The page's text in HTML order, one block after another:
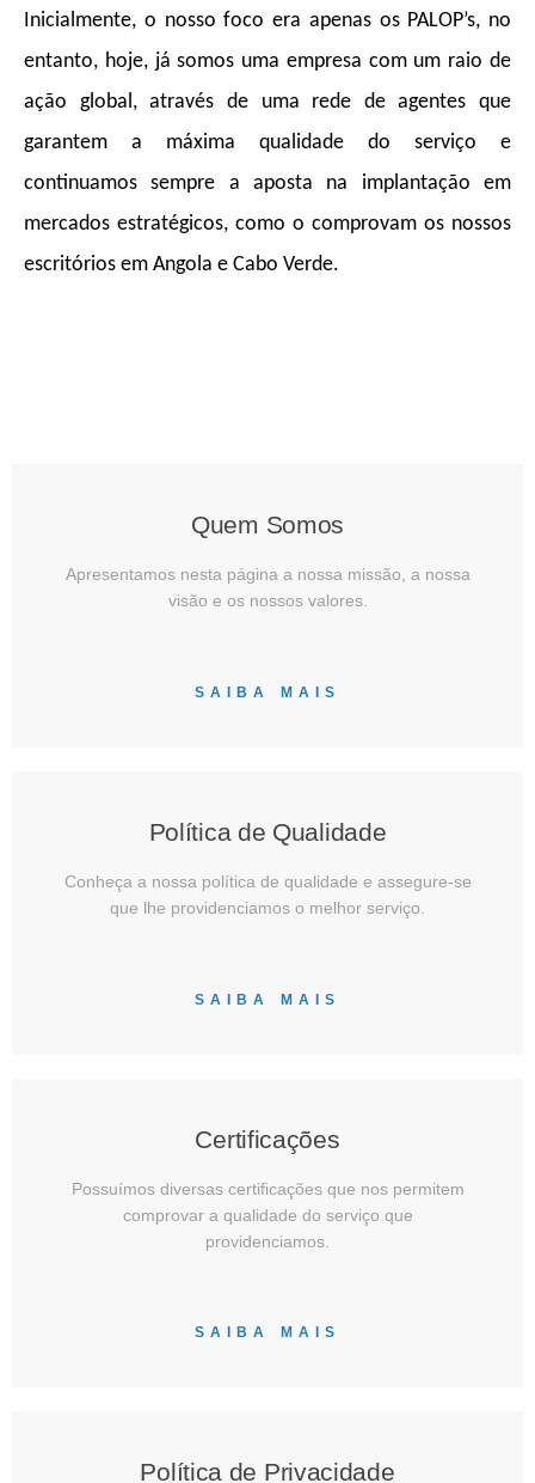
Inicialmente, o nosso foco era apenas os PALOP’s, no
entanto, hoje, já somos uma empresa com um raio de
ação global, através de uma rede de agentes que
garantem a máxima qualidade do serviço e
continuamos sempre a aposta na implantação em
mercados estratégicos, como o comprovam os nossos
escritórios em Angola e Cabo Verde.
Quem Somos
Apresentamos nesta página a nossa missão, a nossa
visão e os nossos valores.
SAIBA MAIS
Política de Qualidade
Conheça a nossa política de qualidade e assegure-se
que lhe providenciamos o melhor serviço.
SAIBA MAIS
Certificações
Possuímos diversas certificações que nos permitem
comprovar a qualidade do serviço que
providenciamos.
SAIBA MAIS
Política de Privacidade